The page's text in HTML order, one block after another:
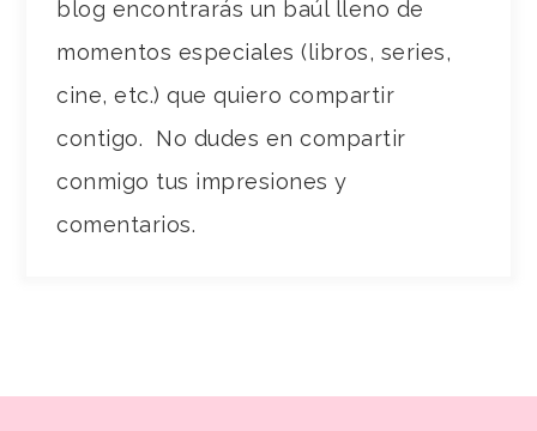
blog encontrarás un baúl lleno de
momentos especiales (libros, series,
cine, etc.) que quiero compartir
contigo. No dudes en compartir
conmigo tus impresiones y
comentarios.